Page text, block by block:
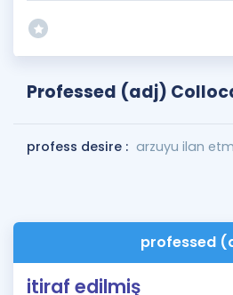
Professed (adj)
profess desire : arzuyu ilan
professed
itiraf edilmiş